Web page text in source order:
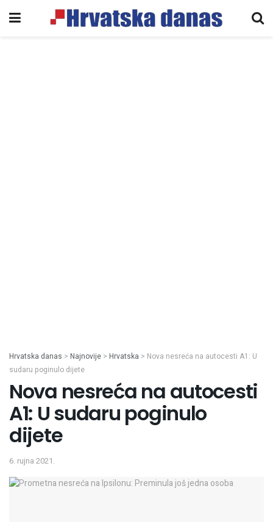
Hrvatska danas > Najnovije > Hrvatska > Nova nesreća na autocesti A1: U
sudaru poginulo dijete
Nova nesreća na autocesti
A1: U sudaru poginulo
dijete
6. rujna 2021.